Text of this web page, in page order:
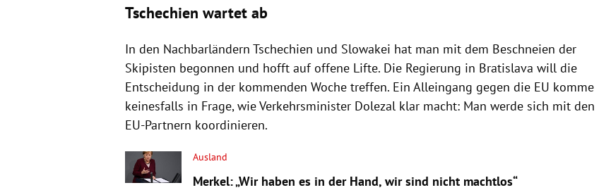
Tschechien wartet ab
In den Nachbarländern Tschechien und Slowakei hat man mit dem Beschneien der
Skipisten begonnen und hofft auf offene Lifte. Die Regierung in Bratislava will die
Entscheidung in der kommenden Woche treffen. Ein Alleingang gegen die EU komme
keinesfalls in Frage, wie Verkehrsminister Dolezal klar macht: Man werde sich mit den
EU-Partnern koordinieren.
Ausland
Merkel: „Wir haben es in der Hand, wir sind nicht machtlos“